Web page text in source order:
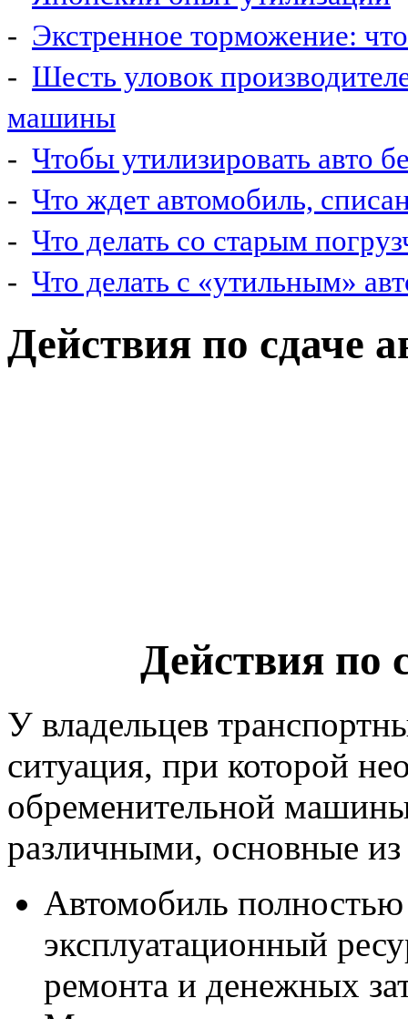
- Экстренное торможение:
- Шесть уловок
машины
- Чтобы утилизировать авто
- Что ждет автомобиль,
- Что делать со старым
- Что делать с «утильным»
Действия по сдаче
Действия по
У владельцев
ситуация, при которой
обременительной
различными, основные
Автомобиль
эксплуатационный
ремонта и денежных